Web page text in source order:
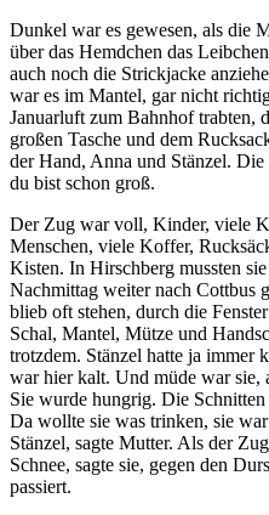
Dunkel war es gewesen, als die
über das Hemdchen das
auch noch die Strickjacke
war es im Mantel, gar nicht
Januarluft zum Bahnhof trabten,
großen Tasche und dem
der Hand, Anna und Stänzel.
du bist schon groß.
Der Zug war voll, Kinder, viele
Menschen, viele Koffer,
Kisten. In Hirschberg mussten
Nachmittag weiter nach Cottbus
blieb oft stehen, durch die
Schal, Mantel, Mütze und
trotzdem. Stänzel hatte ja immer
war hier kalt. Und müde war sie,
Sie wurde hungrig. Die
Da wollte sie was trinken, sie
Stänzel, sagte Mutter. Als der
Schnee, sagte sie, gegen den
passiert.